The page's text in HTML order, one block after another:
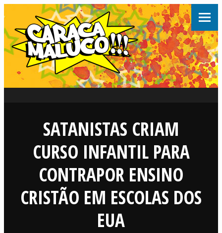
SATANISTAS CRIAM
CURSO INFANTIL PARA
CONTRAPOR ENSINO
CRISTÃO EM ESCOLAS DOS
EUA